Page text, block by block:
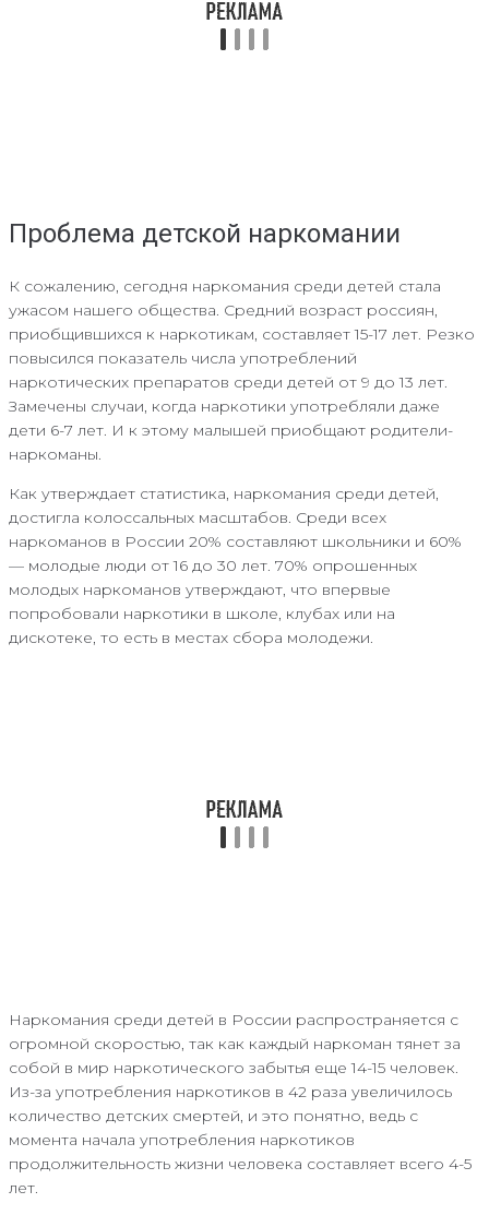
Проблема детской наркомании
К сожалению, сегодня наркомания среди детей стала
ужасом нашего общества. Средний возраст россиян,
приобщившихся к наркотикам, составляет 15-17 лет. Резко
повысился показатель числа употреблений
наркотических препаратов среди детей от 9 до 13 лет.
Замечены случаи, когда наркотики употребляли даже
дети 6-7 лет. И к этому малышей приобщают родители-
наркоманы.
Как утверждает статистика, наркомания среди детей,
достигла колоссальных масштабов. Среди всех
наркоманов в России 20% составляют школьники и 60%
— молодые люди от 16 до 30 лет. 70% опрошенных
молодых наркоманов утверждают, что впервые
попробовали наркотики в школе, клубах или на
дискотеке, то есть в местах сбора молодежи.
Наркомания среди детей в России распространяется с
огромной скоростью, так как каждый наркоман тянет за
собой в мир наркотического забытья еще 14-15 человек.
Из-за употребления наркотиков в 42 раза увеличилось
количество детских смертей, и это понятно, ведь с
момента начала употребления наркотиков
продолжительность жизни человека составляет всего 4-5
лет.